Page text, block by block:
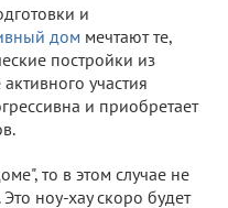
и
дом мечтают те,
постройки из
участия
и приобретает
то в этом случае не
ноу-хау скоро будет